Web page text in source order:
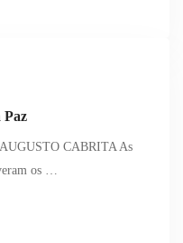
Paz
CABRITA As
os …